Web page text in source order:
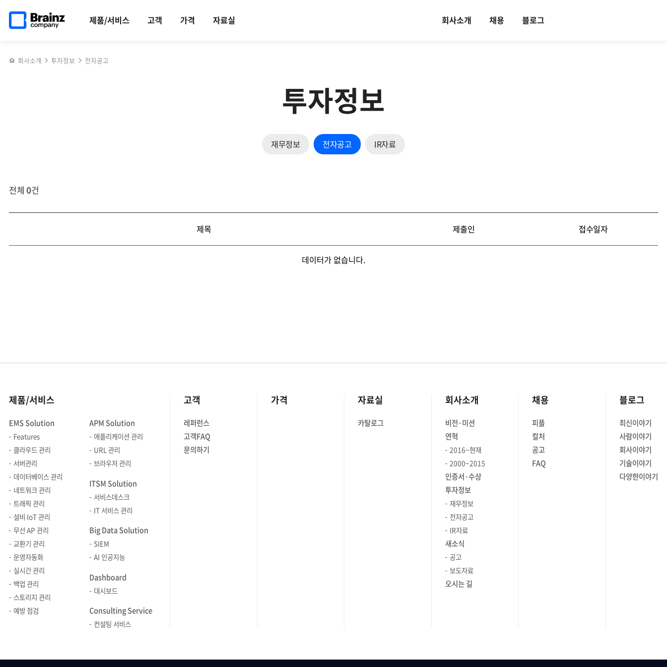
건너뛰기
제품/서비스 고객 가격 자료실 회사소개 채용 블로그
페이지로
회사소개 투자정보 전자공고
투자정보
재무정보 전자공고 IR자료
전체0건
제출인,
제목 제출인 접수일자
데이터가 없습니다.
제품/서비스
EMS Solution
Features
클라우드 관리
서버관리
데이터베이스 관리
네트워크 관리
트래픽 관리
설비 IoT 관리
무선 AP 관리
교환기 관리
운영자동화
실시간 관리
백업 관리
스토리지 관리
예방 점검
APM Solution
애플리케이션 관리
URL 관리
브라우저 관리
ITSM Solution
서비스데스크
IT 서비스 관리
Big Data Solution
SIEM
AI 인공지능
Dashboard
대시보드
Consulting Service
컨설팅 서비스
고객
레퍼런스
고객FAQ
문의하기
가격 자료실
카탈로그
회사소개
비전·미션
연혁
2016~현재
2000~2015
인증서·수상
투자정보
재무정보
전자공고
IR자료
새소식
공고
보도자료
오시는 길
채용
피플
컬처
공고
FAQ
블로그
최신이야기
사람이야기
회사이야기
기술이야기
다양한이야기